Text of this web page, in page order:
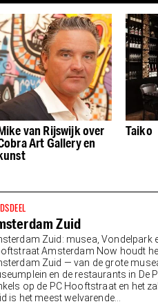
van Rijswijk over
Art Gallery en
Taiko
Zuid
Zuid: musea, Vondelpark
Amsterdam Now houdt
Zuid — van de grote
en de restaurants in De
op de PC Hooftstraat en het
is het meest welvarende...